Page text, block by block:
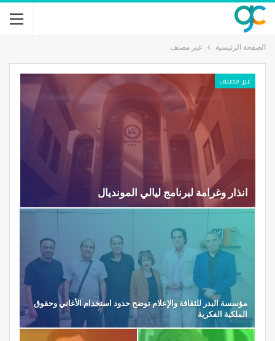
الصفحة الرئيسية غير مصنف
غير مصنف
انذار وغرامة لبرنامج ليالي المونديال
مؤسسة البدر للثقافة والإعلام توضح حدود استخدام الأغاني وحقوق
الملكية الفكرية